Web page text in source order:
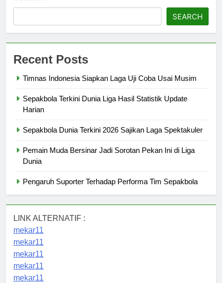
SEARCH
Recent Posts
Timnas Indonesia Siapkan Laga Uji Coba Usai Musim
Sepakbola Terkini Dunia Liga Hasil Statistik Update
Harian
Sepakbola Dunia Terkini 2026 Sajikan Laga Spektakuler
Pemain Muda Bersinar Jadi Sorotan Pekan Ini di Liga
Dunia
Pengaruh Suporter Terhadap Performa Tim Sepakbola
LINK ALTERNATIF :
mekar11
mekar11
mekar11
mekar11
mekar11